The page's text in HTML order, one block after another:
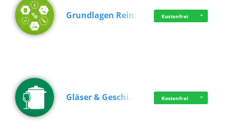
Grundlagen Rein… Kostenfrei
Gläser & Geschi… Kostenfrei